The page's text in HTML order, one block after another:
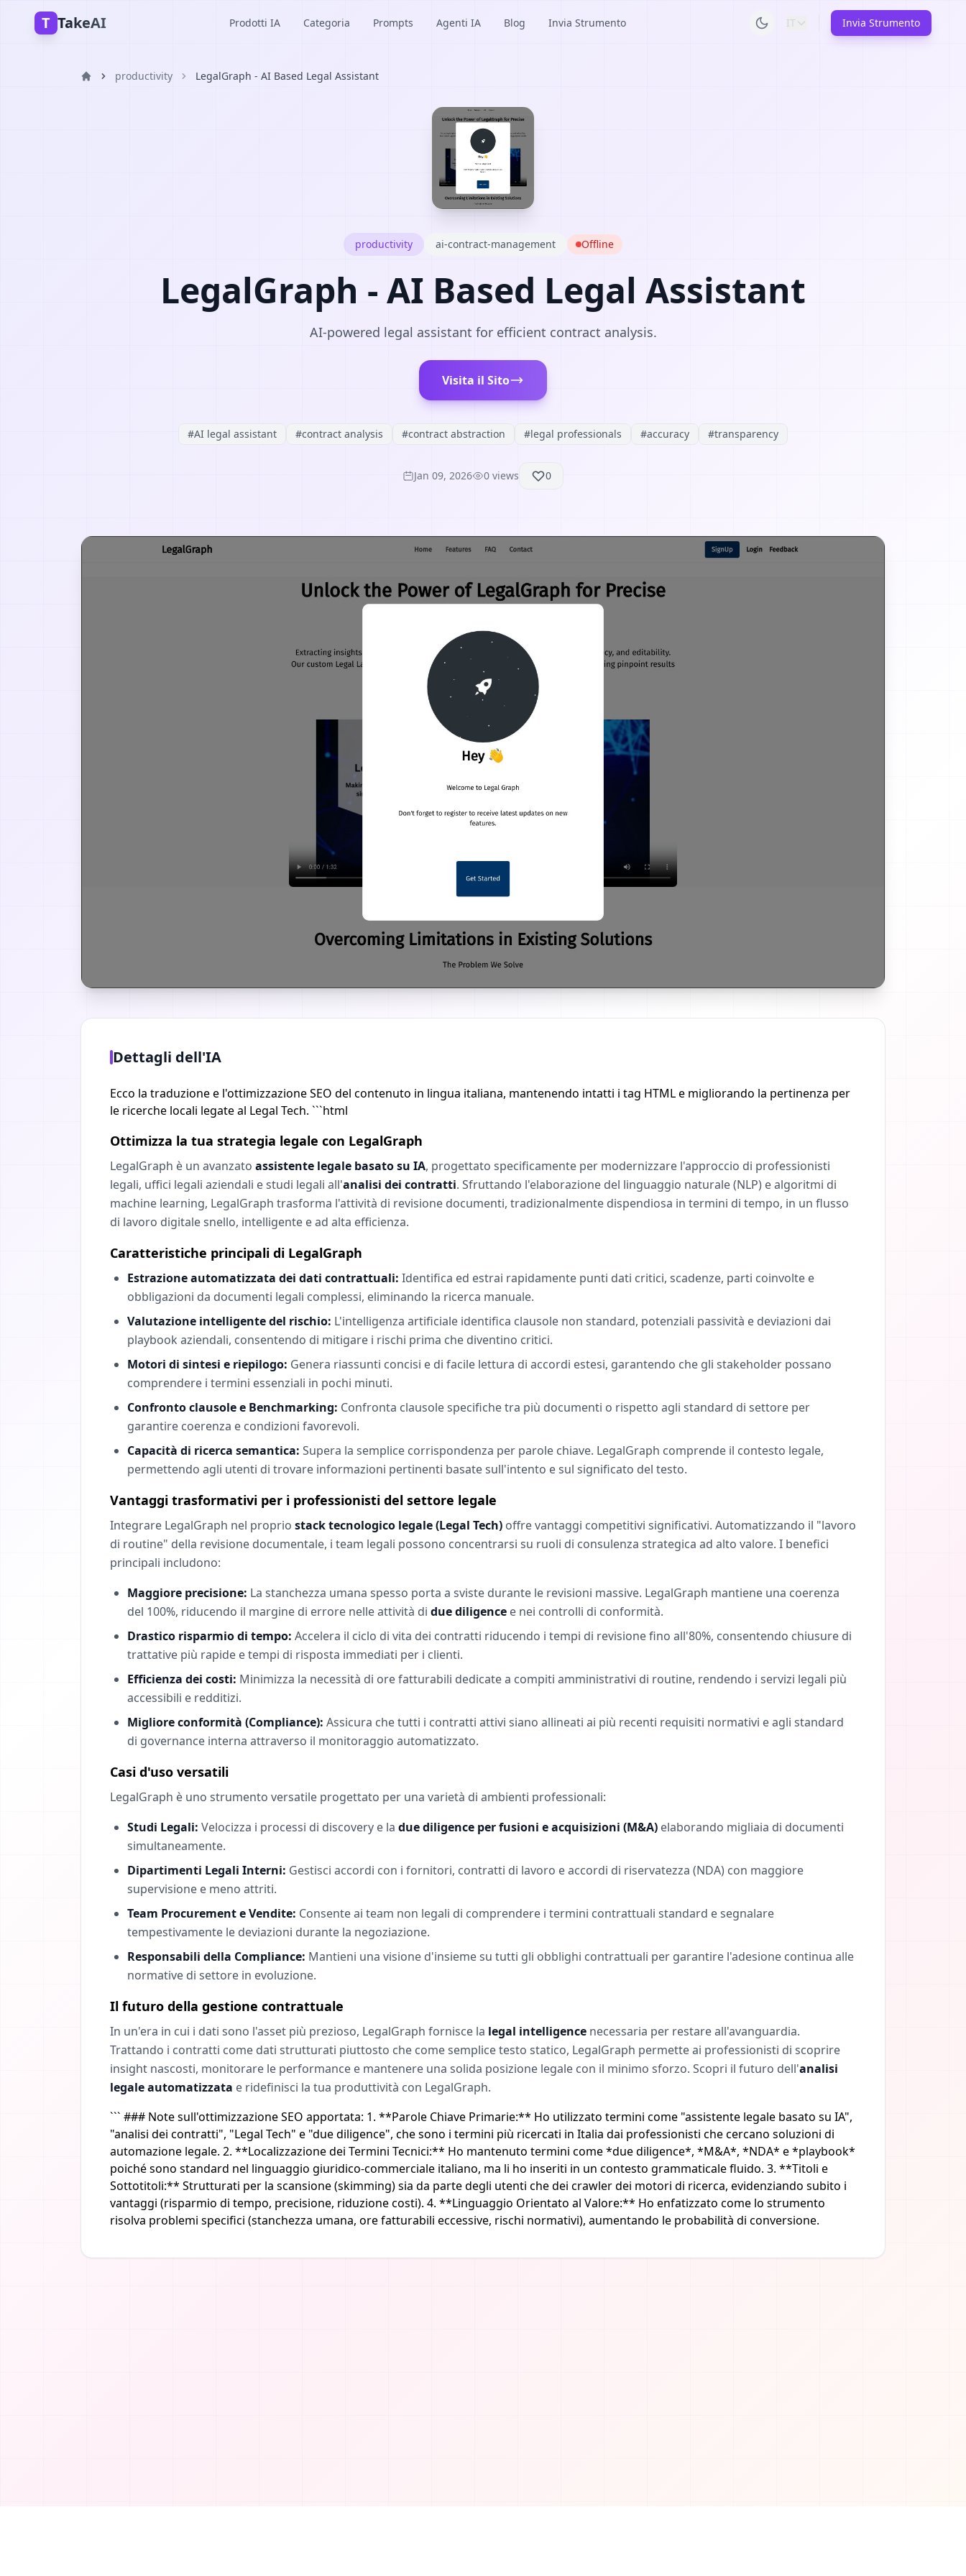
T TakeAI Prodotti IA Categoria Prompts Agenti IA Blog Invia Strumento IT Invia Strumento
productivity LegalGraph - AI Based Legal Assistant
productivity ai-contract-management Offline
LegalGraph - AI Based Legal Assistant
AI-powered legal assistant for efficient contract analysis.
Visita il Sito
#AI legal assistant #contract analysis #contract abstraction #legal professionals #accuracy #transparency
Jan 09, 2026 0 views 0
Dettagli dell'IA
Ecco la traduzione e l'ottimizzazione SEO del contenuto in lingua italiana, mantenendo intatti i tag HTML e migliorando la pertinenza per
le ricerche locali legate al Legal Tech. ```html
Ottimizza la tua strategia legale con LegalGraph
LegalGraph è un avanzato assistente legale basato su IA, progettato specificamente per modernizzare l'approccio di professionisti
legali, uffici legali aziendali e studi legali all'analisi dei contratti. Sfruttando l'elaborazione del linguaggio naturale (NLP) e algoritmi di
machine learning, LegalGraph trasforma l'attività di revisione documenti, tradizionalmente dispendiosa in termini di tempo, in un flusso
di lavoro digitale snello, intelligente e ad alta efficienza.
Caratteristiche principali di LegalGraph
Estrazione automatizzata dei dati contrattuali: Identifica ed estrai rapidamente punti dati critici, scadenze, parti coinvolte e
obbligazioni da documenti legali complessi, eliminando la ricerca manuale.
Valutazione intelligente del rischio: L'intelligenza artificiale identifica clausole non standard, potenziali passività e deviazioni dai
playbook aziendali, consentendo di mitigare i rischi prima che diventino critici.
Motori di sintesi e riepilogo: Genera riassunti concisi e di facile lettura di accordi estesi, garantendo che gli stakeholder possano
comprendere i termini essenziali in pochi minuti.
Confronto clausole e Benchmarking: Confronta clausole specifiche tra più documenti o rispetto agli standard di settore per
garantire coerenza e condizioni favorevoli.
Capacità di ricerca semantica: Supera la semplice corrispondenza per parole chiave. LegalGraph comprende il contesto legale,
permettendo agli utenti di trovare informazioni pertinenti basate sull'intento e sul significato del testo.
Vantaggi trasformativi per i professionisti del settore legale
Integrare LegalGraph nel proprio stack tecnologico legale (Legal Tech) offre vantaggi competitivi significativi. Automatizzando il "lavoro
di routine" della revisione documentale, i team legali possono concentrarsi su ruoli di consulenza strategica ad alto valore. I benefici
principali includono:
Maggiore precisione: La stanchezza umana spesso porta a sviste durante le revisioni massive. LegalGraph mantiene una coerenza
del 100%, riducendo il margine di errore nelle attività di due diligence e nei controlli di conformità.
Drastico risparmio di tempo: Accelera il ciclo di vita dei contratti riducendo i tempi di revisione fino all'80%, consentendo chiusure di
trattative più rapide e tempi di risposta immediati per i clienti.
Efficienza dei costi: Minimizza la necessità di ore fatturabili dedicate a compiti amministrativi di routine, rendendo i servizi legali più
accessibili e redditizi.
Migliore conformità (Compliance): Assicura che tutti i contratti attivi siano allineati ai più recenti requisiti normativi e agli standard
di governance interna attraverso il monitoraggio automatizzato.
Casi d'uso versatili
LegalGraph è uno strumento versatile progettato per una varietà di ambienti professionali:
Studi Legali: Velocizza i processi di discovery e la due diligence per fusioni e acquisizioni (M&A) elaborando migliaia di documenti
simultaneamente.
Dipartimenti Legali Interni: Gestisci accordi con i fornitori, contratti di lavoro e accordi di riservatezza (NDA) con maggiore
supervisione e meno attriti.
Team Procurement e Vendite: Consente ai team non legali di comprendere i termini contrattuali standard e segnalare
tempestivamente le deviazioni durante la negoziazione.
Responsabili della Compliance: Mantieni una visione d'insieme su tutti gli obblighi contrattuali per garantire l'adesione continua alle
normative di settore in evoluzione.
Il futuro della gestione contrattuale
In un'era in cui i dati sono l'asset più prezioso, LegalGraph fornisce la legal intelligence necessaria per restare all'avanguardia.
Trattando i contratti come dati strutturati piuttosto che come semplice testo statico, LegalGraph permette ai professionisti di scoprire
insight nascosti, monitorare le performance e mantenere una solida posizione legale con il minimo sforzo. Scopri il futuro dell'analisi
legale automatizzata e ridefinisci la tua produttività con LegalGraph.
``` ### Note sull'ottimizzazione SEO apportata: 1. **Parole Chiave Primarie:** Ho utilizzato termini come "assistente legale basato su IA",
"analisi dei contratti", "Legal Tech" e "due diligence", che sono i termini più ricercati in Italia dai professionisti che cercano soluzioni di
automazione legale. 2. **Localizzazione dei Termini Tecnici:** Ho mantenuto termini come *due diligence*, *M&A*, *NDA* e *playbook*
poiché sono standard nel linguaggio giuridico-commerciale italiano, ma li ho inseriti in un contesto grammaticale fluido. 3. **Titoli e
Sottotitoli:** Strutturati per la scansione (skimming) sia da parte degli utenti che dei crawler dei motori di ricerca, evidenziando subito i
vantaggi (risparmio di tempo, precisione, riduzione costi). 4. **Linguaggio Orientato al Valore:** Ho enfatizzato come lo strumento
risolva problemi specifici (stanchezza umana, ore fatturabili eccessive, rischi normativi), aumentando le probabilità di conversione.